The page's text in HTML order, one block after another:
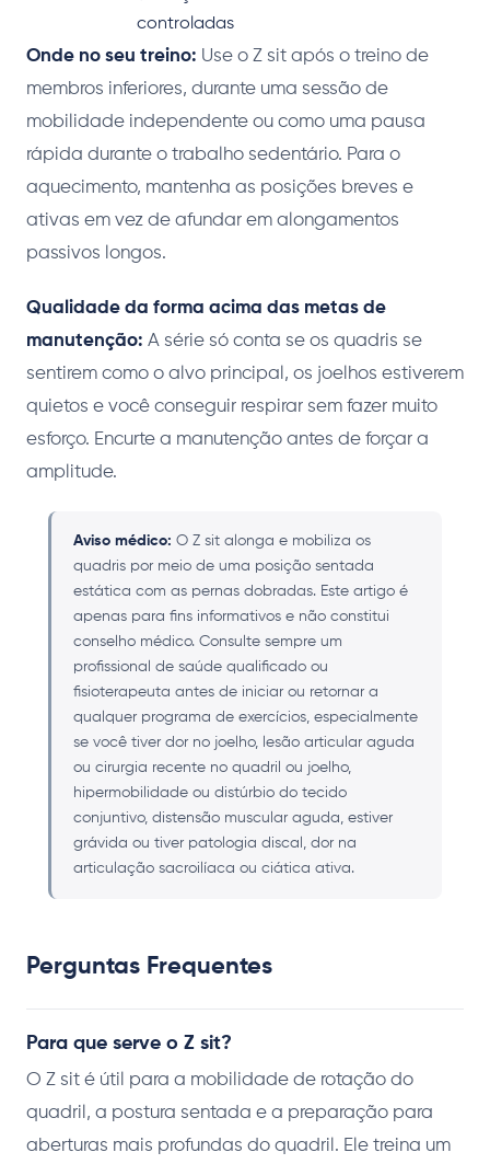
controladas
Onde no seu treino: Use o Z sit após o treino de
membros inferiores, durante uma sessão de
mobilidade independente ou como uma pausa
rápida durante o trabalho sedentário. Para o
aquecimento, mantenha as posições breves e
ativas em vez de afundar em alongamentos
passivos longos.
Qualidade da forma acima das metas de
manutenção: A série só conta se os quadris se
sentirem como o alvo principal, os joelhos estiverem
quietos e você conseguir respirar sem fazer muito
esforço. Encurte a manutenção antes de forçar a
amplitude.
Aviso médico: O Z sit alonga e mobiliza os
quadris por meio de uma posição sentada
estática com as pernas dobradas. Este artigo é
apenas para fins informativos e não constitui
conselho médico. Consulte sempre um
profissional de saúde qualificado ou
fisioterapeuta antes de iniciar ou retornar a
qualquer programa de exercícios, especialmente
se você tiver dor no joelho, lesão articular aguda
ou cirurgia recente no quadril ou joelho,
hipermobilidade ou distúrbio do tecido
conjuntivo, distensão muscular aguda, estiver
grávida ou tiver patologia discal, dor na
articulação sacroilíaca ou ciática ativa.
Perguntas Frequentes
Para que serve o Z sit?
O Z sit é útil para a mobilidade de rotação do
quadril, a postura sentada e a preparação para
aberturas mais profundas do quadril. Ele treina um